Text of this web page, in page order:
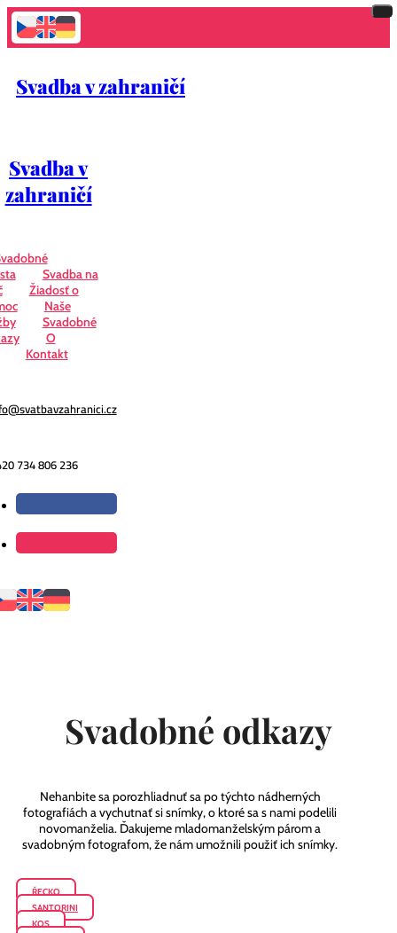
Svadba v zahraničí
Svadba v
zahraničí
Svadba na
Žiadosť o
Naše
Svadobné
O
Kontakt
734 806 236
Svadobné odkazy
Nehanbite sa porozhliadnuť sa po týchto nádherných
fotografiách a vychutnať si snímky, o ktoré sa s nami podelili
novomanželia. Ďakujeme mladomanželským párom a
svadobným fotografom, že nám umožnili použiť ich snímky.
ŘECKO
SANTORINI
KOS